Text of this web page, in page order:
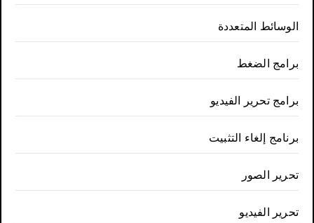
الوسائط المتعددة
برامج الضغط
برامج تحرير الفيديو
برنامج إلغاء التثبيت
تحرير الصور
تحرير الفيديو